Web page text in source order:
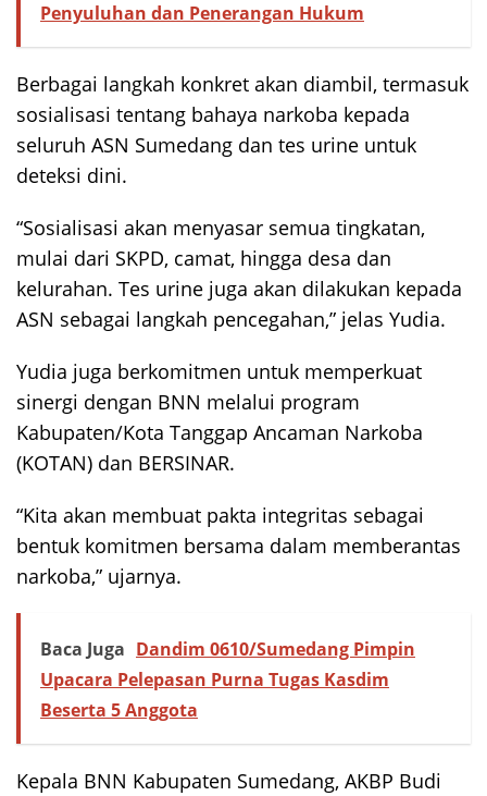
Penyuluhan dan Penerangan Hukum
Berbagai langkah konkret akan diambil, termasuk
sosialisasi tentang bahaya narkoba kepada
seluruh ASN Sumedang dan tes urine untuk
deteksi dini.
“Sosialisasi akan menyasar semua tingkatan,
mulai dari SKPD, camat, hingga desa dan
kelurahan. Tes urine juga akan dilakukan kepada
ASN sebagai langkah pencegahan,” jelas Yudia.
Yudia juga berkomitmen untuk memperkuat
sinergi dengan BNN melalui program
Kabupaten/Kota Tanggap Ancaman Narkoba
(KOTAN) dan BERSINAR.
“Kita akan membuat pakta integritas sebagai
bentuk komitmen bersama dalam memberantas
narkoba,” ujarnya.
Baca Juga Dandim 0610/Sumedang Pimpin
Upacara Pelepasan Purna Tugas Kasdim
Beserta 5 Anggota
Kepala BNN Kabupaten Sumedang, AKBP Budi